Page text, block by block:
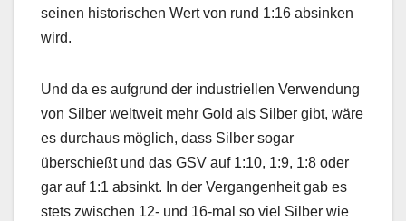
seinen historischen Wert von rund 1:16 absinken
wird.
Und da es aufgrund der industriellen Verwendung
von Silber weltweit mehr Gold als Silber gibt, wäre
es durchaus möglich, dass Silber sogar
überschießt und das GSV auf 1:10, 1:9, 1:8 oder
gar auf 1:1 absinkt. In der Vergangenheit gab es
stets zwischen 12- und 16-mal so viel Silber wie